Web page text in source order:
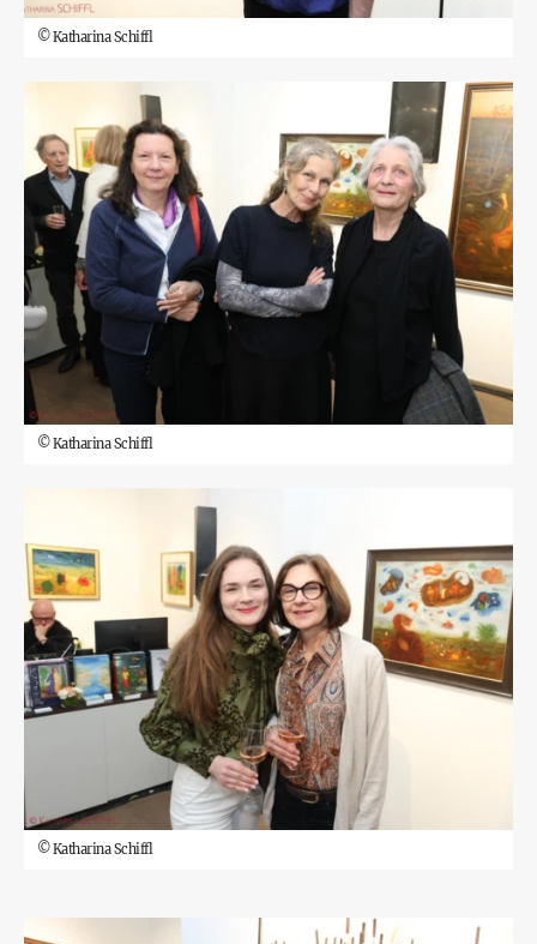
©Katharina Schiffl
©Katharina Schiffl
©Katharina Schiffl